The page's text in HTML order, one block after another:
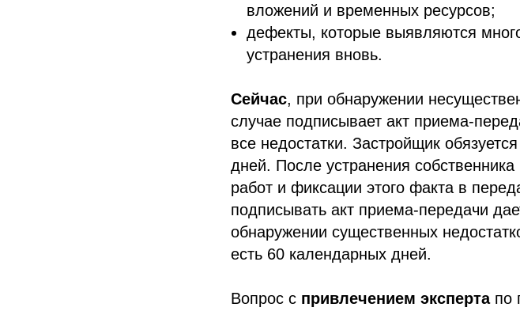
вложений и временных ресурсов;
дефекты, которые выявляются
устранения вновь.
Сейчас, при обнаружении
случае подписывает акт приема-
все недостатки. Застройщик
дней. После устранения
работ и фиксации этого факта в
подписывать акт приема-передачи
обнаружении существенных
есть 60 календарных дней.
Вопрос с привлечением экспертапо